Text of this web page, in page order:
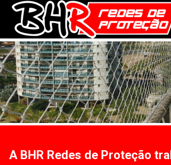
A BHR Redes de Proteção